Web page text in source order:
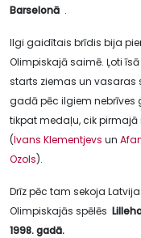
Barselonā .
Ilgi gaidītais brīdis bija
Olimpiskajā saimē. Ļoti
starts ziemas un vasaras
gadā pēc ilgiem nebrīves
tikpat medaļu, cik
(Ivans Klementjevs un
Ozols).
Drīz pēc tam sekoja
Olimpiskajās spēlēs
1998. gadā.